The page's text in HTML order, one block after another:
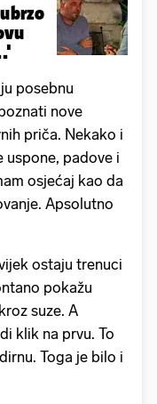
posebnu
nove
priča. Nekako i
uspone, padove i
osjećaj kao da
Apsolutno
ostaju trenuci
pokažu
suze. A
klik na prvu. To
Toga je bilo i